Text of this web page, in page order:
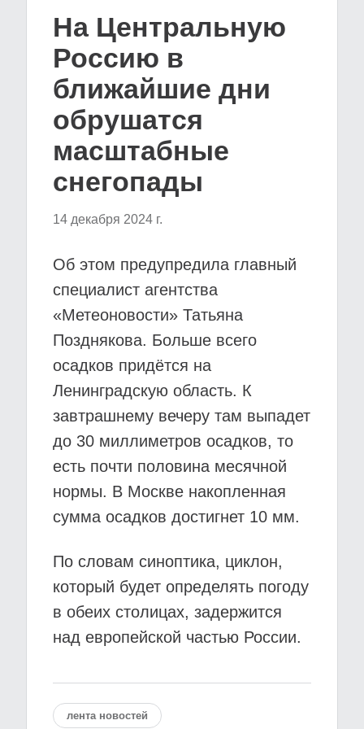
На Центральную
Россию в
ближайшие дни
обрушатся
масштабные
снегопады
14 декабря 2024 г.
Об этом предупредила главный
специалист агентства
«Метеоновости» Татьяна
Позднякова. Больше всего
осадков придётся на
Ленинградскую область. К
завтрашнему вечеру там выпадет
до 30 миллиметров осадков, то
есть почти половина месячной
нормы. В Москве накопленная
сумма осадков достигнет 10 мм.
По словам синоптика, циклон,
который будет определять погоду
в обеих столицах, задержится
над европейской частью России.
лента новостей